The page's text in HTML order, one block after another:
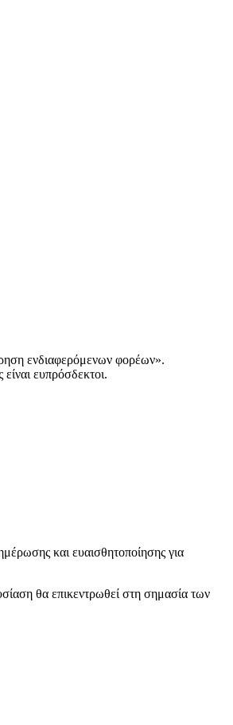
ενδιαφερόμενων φορέων».
ευπρόσδεκτοι.
και ευαισθητοποίησης για
θα επικεντρωθεί στη σημασία των